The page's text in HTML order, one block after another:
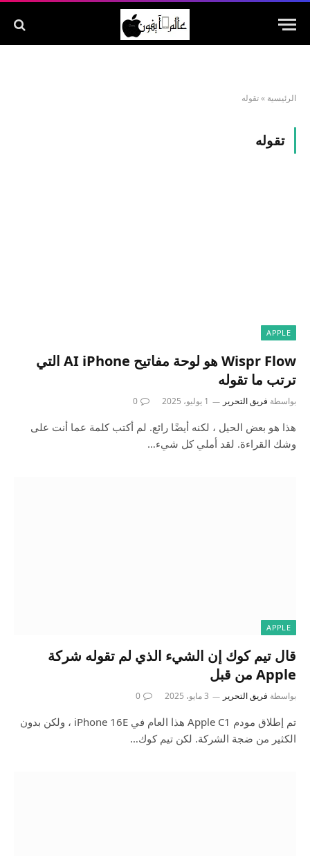
الرئيسية »تقوله
تقوله
APPLE
Wispr Flow هو لوحة مفاتيح AI iPhone التي
ترتب ما تقوله
بواسطة فريق التحرير 1 يوليو، 2025 0
هذا هو بعض الحيل ، لكنه أيضًا رائع. لم أكتب كلمة عما أنت على
وشك القراءة. لقد أملي كل شيء…
APPLE
قال تيم كوك إن الشيء الذي لم تقوله شركة
Apple من قبل
بواسطة فريق التحرير 3 مايو، 2025 0
تم إطلاق مودم Apple C1 هذا العام في iPhone 16E ، ولكن بدون
الكثير من ضجة الشركة. لكن تيم كوك…